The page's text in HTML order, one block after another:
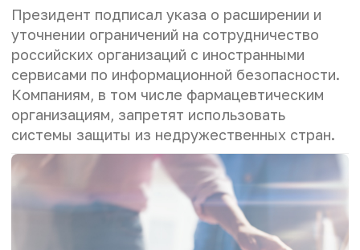
Президент подписал указа о расширении и
уточнении ограничений на сотрудничество
российских организаций с иностранными
сервисами по информационной безопасности.
Компаниям, в том числе фармацевтическим
организациям, запретят использовать
системы защиты из недружественных стран.